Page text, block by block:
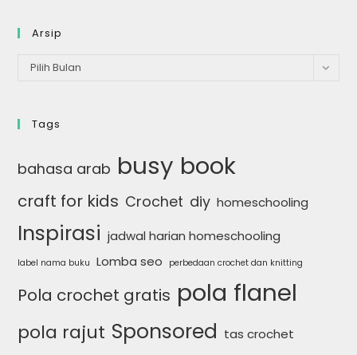
Arsip
Arsip
Pilih Bulan
Tags
bahasa arab busy book
craft for kids Crochet diy homeschooling
Inspirasi jadwal harian homeschooling
label nama buku Lomba seo perbedaan crochet dan knitting
Pola crochet gratis pola flanel
pola rajut Sponsored tas crochet